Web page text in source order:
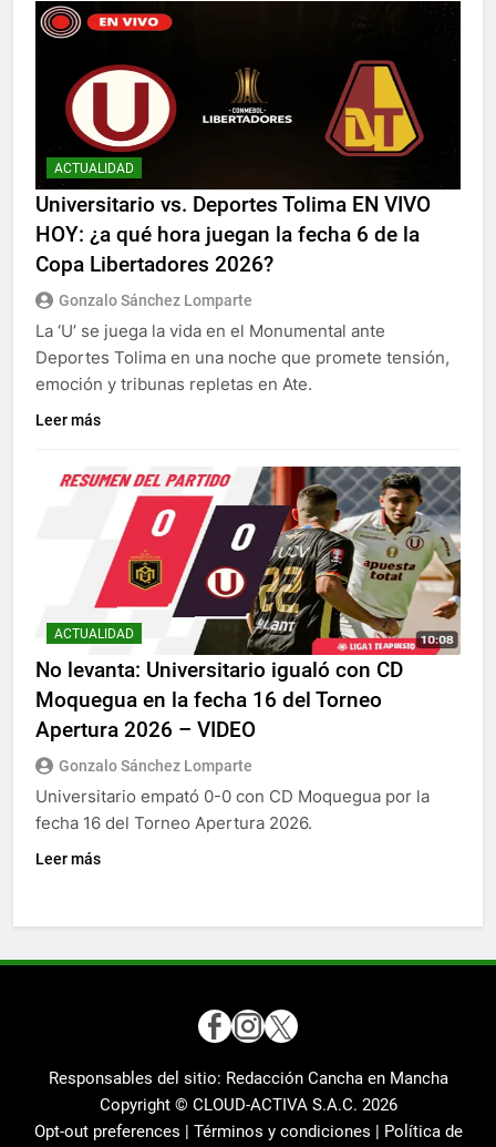
ACTUALIDAD
Universitario vs. Deportes Tolima EN VIVO
HOY: ¿a qué hora juegan la fecha 6 de la
Copa Libertadores 2026?
Gonzalo Sánchez Lomparte
La ‘U’ se juega la vida en el Monumental ante
Deportes Tolima en una noche que promete tensión,
emoción y tribunas repletas en Ate.
Leer más
ACTUALIDAD
No levanta: Universitario igualó con CD
Moquegua en la fecha 16 del Torneo
Apertura 2026 – VIDEO
Gonzalo Sánchez Lomparte
Universitario empató 0-0 con CD Moquegua por la
fecha 16 del Torneo Apertura 2026.
Leer más
Responsables del sitio: Redacción Cancha en Mancha
Copyright © CLOUD-ACTIVA S.A.C. 2026
Opt-out preferences | Términos y condiciones | Política de